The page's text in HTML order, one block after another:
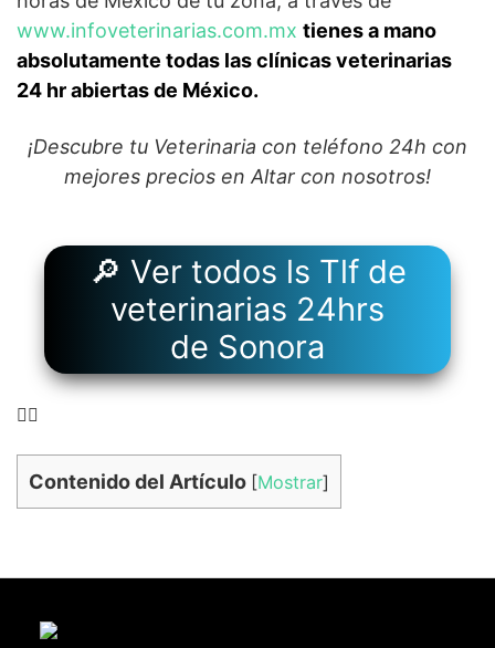
www.infoveterinarias.com.mx tienes a mano
absolutamente todas las clínicas veterinarias
24 hr abiertas de México.
¡Descubre tu Veterinaria con teléfono 24h con
mejores precios en Altar con nosotros!
🔎 Ver todos ls Tlf de
veterinarias 24hrs
de Sonora
👉🏻
Contenido del Artículo [Mostrar]